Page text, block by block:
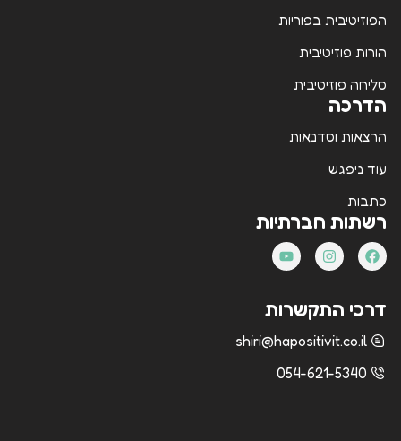
הפוזיטיבית בפוריות
הורות פוזיטיבית
סליחה פוזיטיבית
הדרכה
הרצאות וסדנאות
עוד ניפגש
כתבות
רשתות חברתיות
דרכי התקשרות
shiri@hapositivit.co.il
054-621-5340